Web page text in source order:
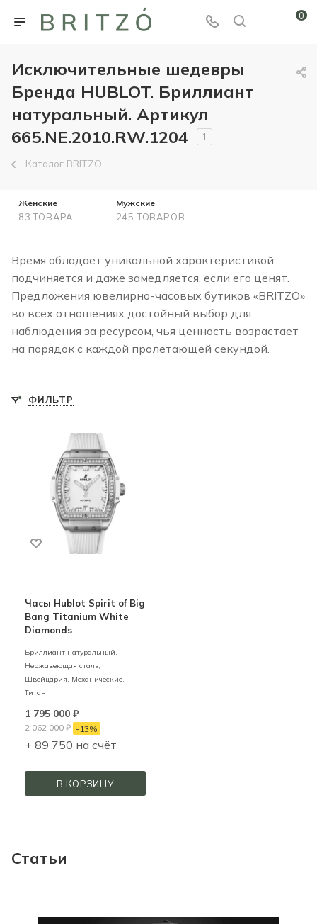
0
Исключительные шедевры
Бренда HUBLOT. Бриллиант
натуральный. Артикул
665.NE.2010.RW.1204
1
Каталог BRITZO
Женские
83 ТОВАРА
Мужские
245 ТОВАРОВ
Время обладает уникальной характеристикой:
подчиняется и даже замедляется, если его ценят.
Предложения ювелирно-часовых бутиков «BRITZO»
во всех отношениях достойный выбор для
наблюдения за ресурсом, чья ценность возрастает
на порядок с каждой пролетающей секундой.
ФИЛЬТР
Часы Hublot Spirit of Big
Bang Titanium White
Diamonds
Бриллиант натуральный,
Нержавеющая сталь,
Швейцария, Механические,
Титан
1 795 000 ₽
2 062 000₽ -13%
+ 89 750 на счёт
В КОРЗИНУ
Статьи